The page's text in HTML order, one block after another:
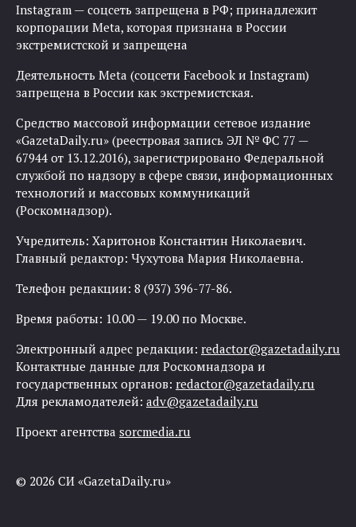
Instagram — соцсеть запрещена в РФ; принадлежит
корпорации Meta, которая признана в России
экстремистской и запрещена
Деятельность Meta (соцсети Facebook и Instagram)
запрещена в России как экстремистская.
Средство массовой информации сетевое издание
«GazetaDaily.ru» (реестровая запись ЭЛ № ФС 77 —
67944 от 13.12.2016), зарегистрировано Федеральной
службой по надзору в сфере связи, информационных
технологий и массовых коммуникаций
(Роскомнадзор).
Учредитель: Харитонов Константин Николаевич.
Главный редактор: Чухутова Мария Николаевна.
Телефон редакции: 8 (937) 396-77-86.
Время работы: 10.00 — 19.00 по Москве.
Электронный адрес редакции: redactor@gazetadaily.ru
Контактные данные для Роскомнадзора и
государственных органов: redactor@gazetadaily.ru
Для рекламодателей: adv@gazetadaily.ru
Проект агентства sorcmedia.ru
© 2026 СИ «GazetaDaily.ru»